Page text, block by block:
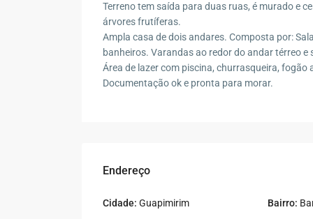
Terreno tem saída para duas ruas, é murado e
árvores frutíferas.
Ampla casa de dois andares. Composta por:
banheiros. Varandas ao redor do andar térreo
Área de lazer com piscina, churrasqueira,
Documentação ok e pronta para morar.
Endereço
Cidade: Guapimirim Bairro: